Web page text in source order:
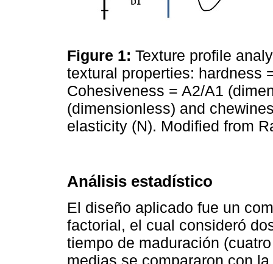
Figure 1: Texture profile
textural properties: hardness
Cohesiveness = A2/A1
(dimensionless) and
elasticity (N). Modified from
Análisis estadístico
El diseño aplicado fue un
factorial, el cual consideró
tiempo de maduración
medias se compararon con